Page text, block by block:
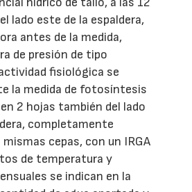
lado este de la espaldera,
antes de la medida,
de presión de tipo
fisiológica se
la medida de fotosíntesis
2 hojas también del lado
completamente
mismas cepas, con un IRGA
de temperatura y
se indican en la